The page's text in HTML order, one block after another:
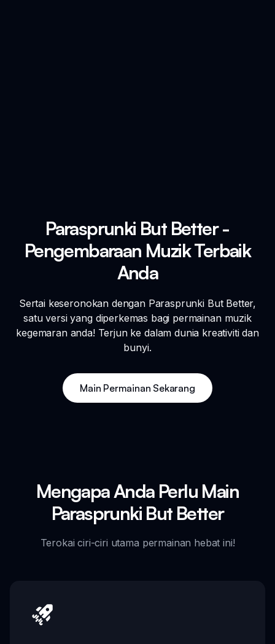
Parasprunki But Better -
Pengembaraan Muzik Terbaik
Anda
Sertai keseronokan dengan Parasprunki But Better,
satu versi yang diperkemas bagi permainan muzik
kegemaran anda! Terjun ke dalam dunia kreativiti dan
bunyi.
Main Permainan Sekarang
Mengapa Anda Perlu Main
Parasprunki But Better
Terokai ciri-ciri utama permainan hebat ini!